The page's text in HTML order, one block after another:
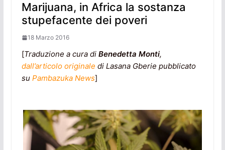
Marijuana, in Africa la sostanza
stupefacente dei poveri
18 Marzo 2016
[Traduzione a cura di Benedetta Monti,
dall’articolo originale di Lasana Gberie pubblicato
su Pambazuka News]